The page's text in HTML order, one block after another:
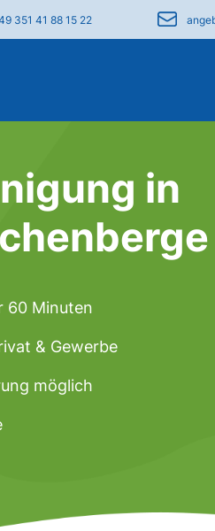
351 41 88 15 22
in
60 Minuten
& Gewerbe
möglich